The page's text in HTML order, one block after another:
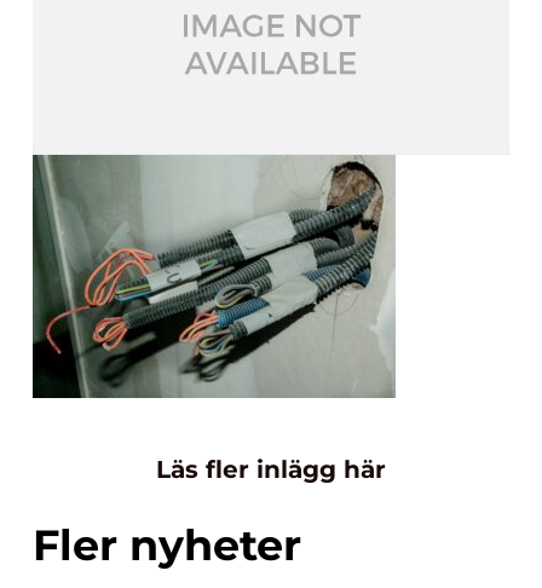
Läs fler inlägg här
Fler nyheter